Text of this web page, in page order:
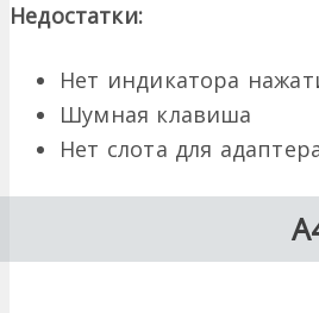
Недостатки:
Нет индикатора
Шумная клавиша
Нет слота для